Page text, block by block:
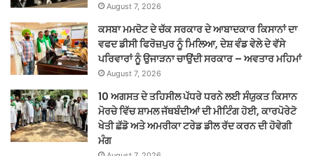
August 7, 2026
ਕਸਬਾ ਮਮਦੋਟ ਦੇ ਚੱਕ ਸਰਕਾਰ ਦੇ ਆਬਾਦਕਾਰ ਕਿਸਾਨਾਂ ਦਾ
ਵਫਦ ਡੀਸੀ ਫਿਰੋਜ਼ਪੁਰ ਨੂੰ ਮਿਲਿਆ, ਦੇਸ਼ ਵੰਡ ਵੇਲੇ ਦੇ ਵੱਸੇ
ਪਰਿਵਾਰਾਂ ਨੂੰ ਉਜਾੜਨਾ ਚਾਉਂਦੀ ਸਰਕਾਰ – ਅਵਤਾਰ ਮਹਿਮਾਂ
August 7, 2026
10 ਅਗਸਤ ਦੇ ਤਹਿਸੀਲ ਪੱਧਰੇ ਧਰਨੇ ਲਈ ਸੰਯੁਕਤ ਕਿਸਾਨ
ਮੋਰਚੇ ਵਿੱਚ ਸ਼ਾਮਲ ਜੱਥਬੰਦੀਆਂ ਦੀ ਮੀਟਿੰਗ ਹੋਈ, ਕਾਰਪੋਰੇਟੋ
ਖੇਤੀ ਛੱਡੋ ਅਤੇ ਅਮਰੀਕਾ ਟਰੇਡ ਡੀਲ ਰੱਦ ਕਰਨ ਦੀ ਹੋਵੇਗੀ
ਮੰਗ